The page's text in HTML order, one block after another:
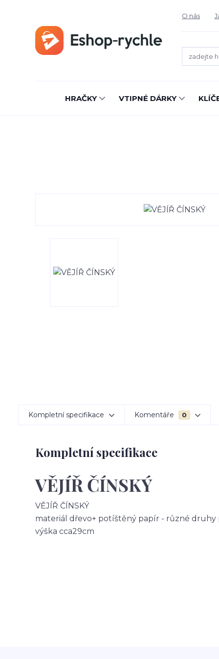
O nás
HRAČKY VTIPNÉ DÁRKY
Kompletní specifikace Komentáře 0
Kompletní specifikace
VĚJÍŘ ČÍNSKÝ
VĚJÍŘ ČÍNSKÝ
materiál dřevo+ potíštěný papír - různé druhy
výška cca29cm